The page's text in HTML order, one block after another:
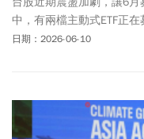
中，有兩檔主動式ETF正
及00408A（主動第一金優
息再投入」，讓資產可以
得，不配息讓收益持續留
日期：2026-06-10